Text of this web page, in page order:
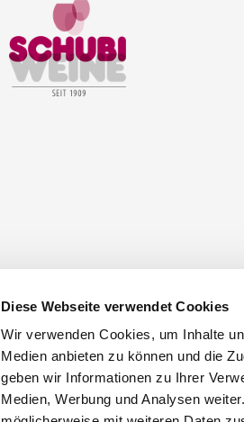
Diese Webseite verwendet Cookies
Wir verwenden Cookies, um Inhalte
Medien anbieten zu können und die
geben wir Informationen zu Ihrer
Medien, Werbung und Analysen